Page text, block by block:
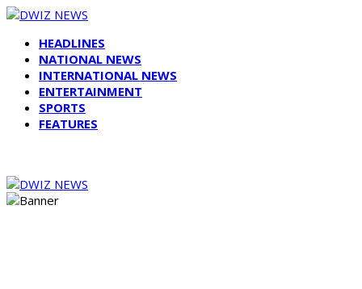
HEADLINES
NATIONAL NEWS
INTERNATIONAL NEWS
ENTERTAINMENT
SPORTS
FEATURES